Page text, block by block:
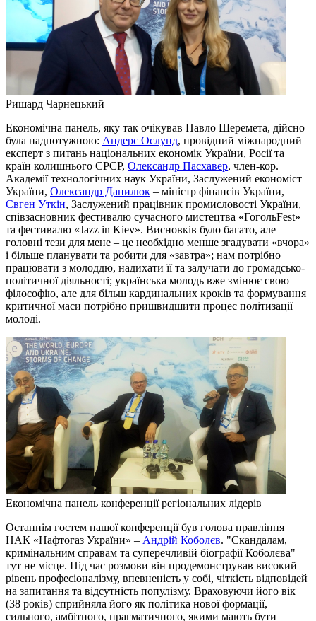
Ришард Чарнецький
Економічна панель, яку так очікував Павло Шеремета, дійсно
була надпотужною: Андерс Ослунд, провідний міжнародний
експерт з питань національних економік України, Росії та
країн колишнього СРСР, Олександр Пасхавер, член-кор.
Академії технологічних наук України, Заслужений економіст
України, Олександр Данилюк – міністр фінансів України,
Євген Уткін, Заслужений працівник промисловості України,
співзасновник фестивалю сучасного мистецтва «ГогольFest»
та фестивалю «Jazz in Kiev». Висновків було багато, але
головні тези для мене – це необхідно менше згадувати «вчора»
і більше планувати та робити для «завтра»; нам потрібно
працювати з молоддю, надихати її та залучати до громадсько-
політичної діяльності; українська молодь вже змінює свою
філософію, але для більш кардинальних кроків та формування
критичної маси потрібно пришвидшити процес політизації
молоді.
Економічна панель конференції регіональних лідерів
Останнім гостем нашої конференції був голова правління
НАК «Нафтогаз України» – Андрій Коболєв. "Скандалам,
кримінальним справам та суперечливій біографії Коболєва"
тут не місце. Під час розмови він продемонстрував високий
рівень професіоналізму, впевненість у собі, чіткість відповідей
на запитання та відсутність популізму. Враховуючи його вік
(38 років) сприйняла його як політика нової формації,
сильного, амбітного, прагматичного, якими мають бути